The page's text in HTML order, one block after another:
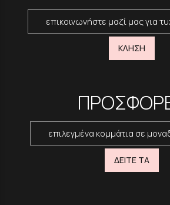
επικοινωνήστε μαζί μας για
ΚΛΗΣΗ
επιλεγμένα κομμάτια σε
ΔΕΙΤΕ ΤΑ